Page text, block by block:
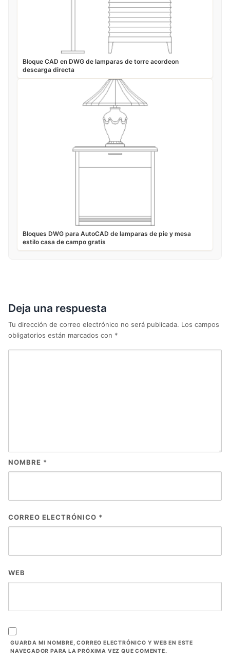
Bloque CAD en DWG de lamparas de torre acordeon
descarga directa
Bloques DWG para AutoCAD de lamparas de pie y mesa
estilo casa de campo gratis
Deja una respuesta
Tu dirección de correo electrónico no será publicada. Los campos
obligatorios están marcados con *
NOMBRE *
CORREO ELECTRÓNICO *
WEB
GUARDA MI NOMBRE, CORREO ELECTRÓNICO Y WEB EN ESTE
NAVEGADOR PARA LA PRÓXIMA VEZ QUE COMENTE.